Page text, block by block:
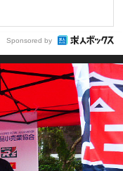
Sponsored by